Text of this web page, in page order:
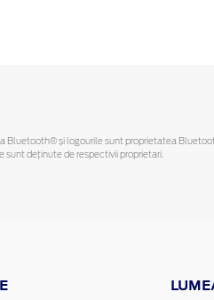
și logourile sunt proprietatea
deținute de respectivii proprietari.